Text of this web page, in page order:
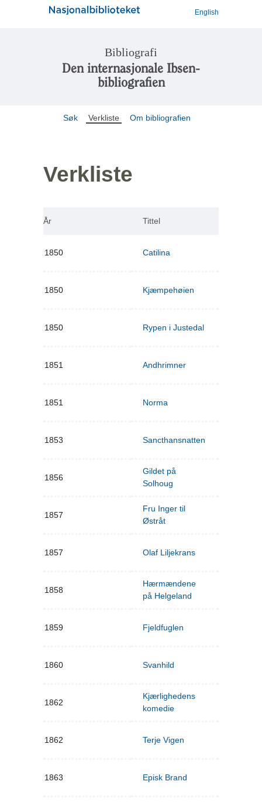
English
Bibliografi
Den internasjonale Ibsen-
bibliografien
Søk Verkliste Om bibliografien
Verkliste
År Tittel
1850 Catilina
1850 Kjæmpehøien
1850 Rypen i Justedal
1851 Andhrimner
1851 Norma
1853 Sancthansnatten
1856
Gildet på
Solhoug
1857
Fru Inger til
Østråt
1857 Olaf Liljekrans
1858
Hærmændene
på Helgeland
1859 Fjeldfuglen
1860 Svanhild
1862
Kjærlighedens
komedie
1862 Terje Vigen
1863 Episk Brand